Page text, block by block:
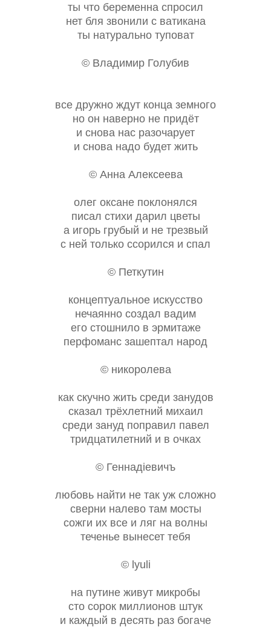
ты что беременна спросил
нет бля звонили с ватикана
ты натурально туповат
© Владимир Голубив
все дружно ждут конца земного
но он наверно не придёт
и снова нас разочарует
и снова надо будет жить
© Анна Алексеева
олег оксане поклонялся
писал стихи дарил цветы
а игорь грубый и не трезвый
с ней только ссорился и спал
© Петкутин
концептуальное искусство
нечаянно создал вадим
его стошнило в эрмитаже
перфоманс зашептал народ
© никоролева
как скучно жить среди занудов
сказал трёхлетний михаил
среди зануд поправил павел
тридцатилетний и в очках
© Геннадiевичъ
любовь найти не так уж сложно
сверни налево там мосты
сожги их все и ляг на волны
теченье вынесет тебя
© lyuli
на путине живут микробы
сто сорок миллионов штук
и каждый в десять раз богаче